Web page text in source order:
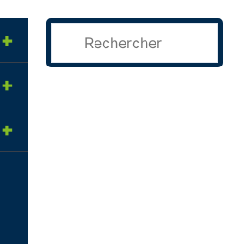
+
+
+